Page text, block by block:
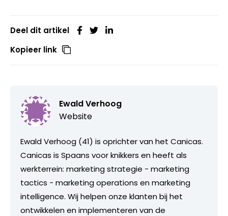
Deel dit artikel
Kopieer link
Ewald Verhoog
Website
Ewald Verhoog (41) is oprichter van het Canicas.
Canicas is Spaans voor knikkers en heeft als
werkterrein: marketing strategie - marketing
tactics - marketing operations en marketing
intelligence. Wij helpen onze klanten bij het
ontwikkelen en implementeren van de